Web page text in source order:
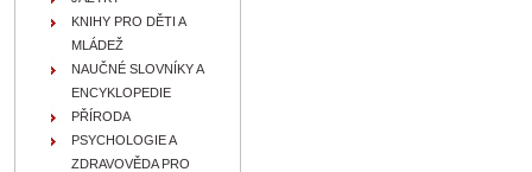
KNIHY PRO DĚTI A
MLÁDEŽ
NAUČNÉ SLOVNÍKY A
ENCYKLOPEDIE
PŘÍRODA
PSYCHOLOGIE A
ZDRAVOVĚDA PRO